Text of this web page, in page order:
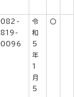
082-
819-
0096
令
和
5
年
1
月
5
〇